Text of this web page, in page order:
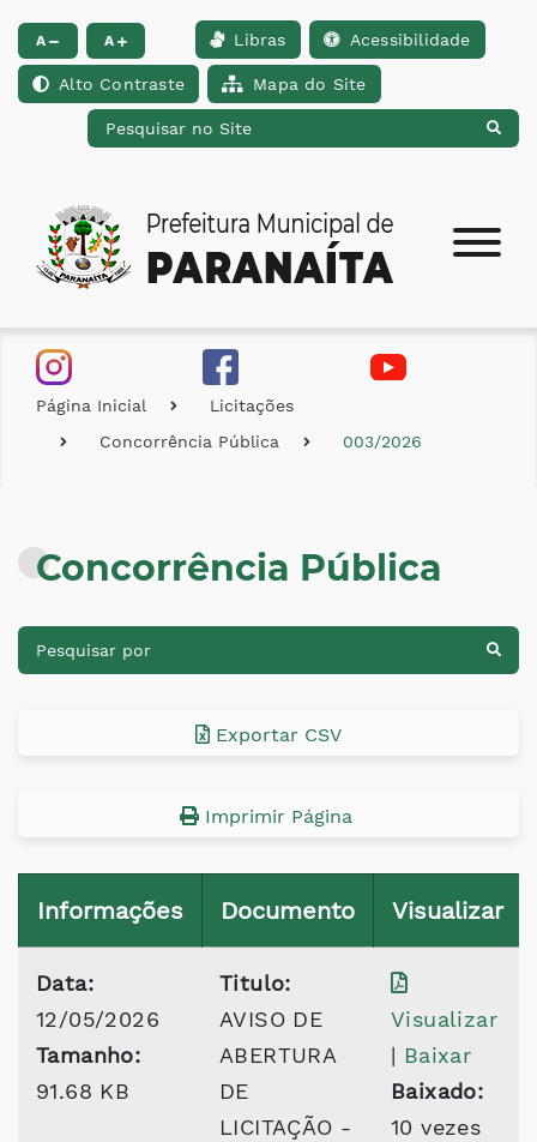
Ir para o conteúdo [alt+1] Ir para o menu [alt+2] Ir para a busca
A A Libras Acessibilidade
Alto Contraste Mapa do Site
Página Inicial
Licitações
Concorrência Pública
003/2026
Concorrência Pública
Exportar CSV
Imprimir Página
Informações Documento Visualizar
Data:
12/05/2026
Tamanho:
91.68 KB
Titulo:
AVISO DE
ABERTURA
DE
LICITAÇÃO -
Visualizar
| Baixar
Baixado:
10 vezes